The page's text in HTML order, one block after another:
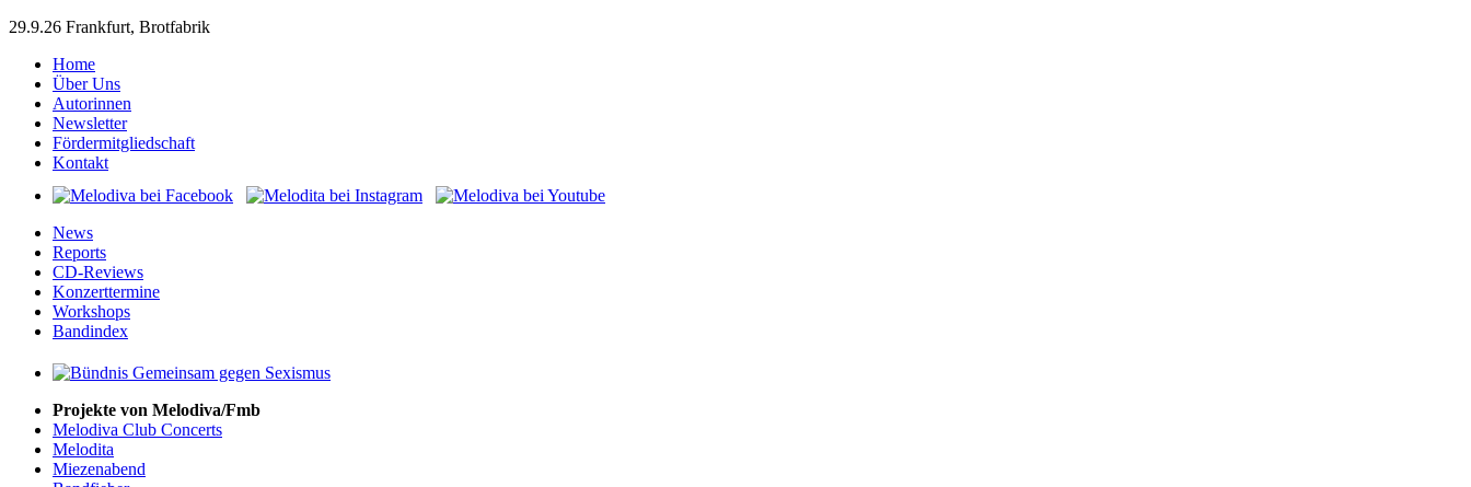
29.9.26 Frankfurt, Brotfabrik
Home
Über Uns
Autorinnen
Newsletter
Fördermitgliedschaft
Kontakt
News
Reports
CD-Reviews
Konzerttermine
Workshops
Bandindex
Projekte von Melodiva/Fmb
Melodiva Club Concerts
Melodita
Miezenabend